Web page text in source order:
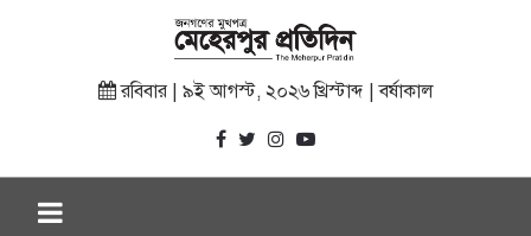
রবিবার | ৯ই আগস্ট, ২০২৬ খ্রিস্টাব্দ | বর্ষাকাল